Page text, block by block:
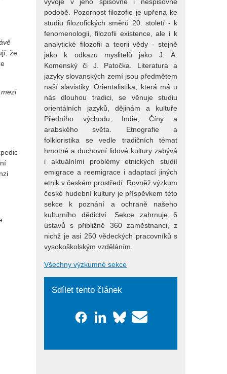
že
podobě. Pozornost filozofie je upřena ke
studiu filozofických směrů 20. století - k
fenomenologii, filozofii existence, ale i k
analytické filozofii a teorii vědy - stejně
jako k odkazu myslitelů jako J. A.
Komenský či J. Patočka. Literatura a
jazyky slovanských zemí jsou předmětem
naší slavistiky. Orientalistika, která má u
nás dlouhou tradici, se věnuje studiu
orientálních jazyků, dějinám a kultuře
Předního východu, Indie, Číny a
arabského světa. Etnografie a
folkloristika se vedle tradičních témat
hmotné a duchovní lidové kultury zabývá
i aktuálními problémy etnických studií
emigrace a reemigrace i adaptací jiných
etnik v českém prostředí. Rovněž výzkum
české hudební kultury je příspěvkem této
sekce k poznání a ochraně našeho
kulturního dědictví. Sekce zahrnuje 6
ústavů s přibližně 360 zaměstnanci, z
nichž je asi 250 vědeckých pracovníků s
vysokoškolským vzděláním.
Všechny výzkumné sekce
Sdílet tento článek